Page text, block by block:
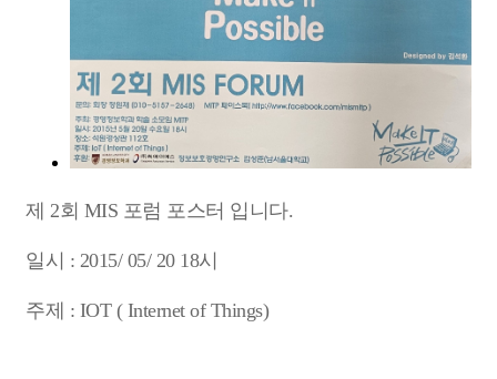
제 2회 MIS 포럼 포스터 입니다.
일시 : 2015/ 05/ 20 18시
주제 : IOT ( Internet of Things)